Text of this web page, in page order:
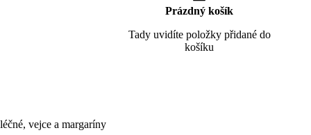
vejce a margaríny
Prázdný košík
Tady uvidíte položky přidané do
košíku